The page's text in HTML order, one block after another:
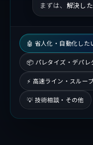
まずは、 解決し
🤖 省人化・自動化した
📦 パレタイズ・デパレ
⚡ 高速ライン・スルー
💡 技術相談・その他